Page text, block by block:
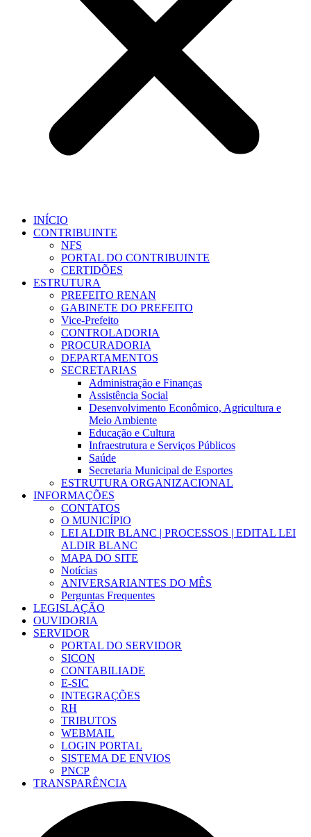
INÍCIO
CONTRIBUINTE
NFS
PORTAL DO CONTRIBUINTE
CERTIDÕES
ESTRUTURA
PREFEITO RENAN
GABINETE DO PREFEITO
Vice-Prefeito
CONTROLADORIA
PROCURADORIA
DEPARTAMENTOS
SECRETARIAS
Administração e Finanças
Assistência Social
Desenvolvimento Econômico, Agricultura e
Meio Ambiente
Educação e Cultura
Infraestrutura e Serviços Públicos
Saúde
Secretaria Municipal de Esportes
ESTRUTURA ORGANIZACIONAL
INFORMAÇÕES
CONTATOS
O MUNICÍPIO
LEI ALDIR BLANC | PROCESSOS | EDITAL LEI
ALDIR BLANC
MAPA DO SITE
Notícias
ANIVERSARIANTES DO MÊS
Perguntas Frequentes
LEGISLAÇÃO
OUVIDORIA
SERVIDOR
PORTAL DO SERVIDOR
SICON
CONTABILIADE
E-SIC
INTEGRAÇÕES
RH
TRIBUTOS
WEBMAIL
LOGIN PORTAL
SISTEMA DE ENVIOS
PNCP
TRANSPARÊNCIA